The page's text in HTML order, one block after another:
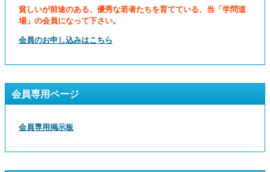
貧しいが前途のある、優秀な若者たちを育てている、当「学問道
場」の会員になって下さい。
会員のお申し込みはこちら
会員専用ページ
会員専用掲示板